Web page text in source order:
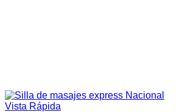
Vista Rápida